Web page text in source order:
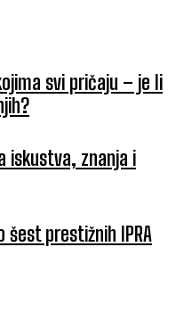
svi pričaju – je li
iskustva, znanja i
prestižnih IPRA